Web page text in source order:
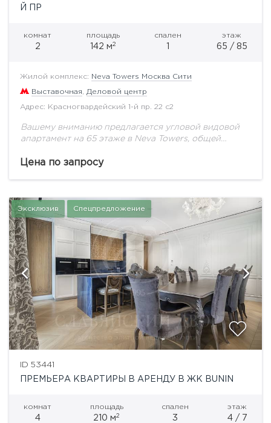
Й ПР
комнат
2
площадь
142 м2
спален
1
этаж
65 / 85
Жилой комплекс: Neva Towers Москва Сити
Выставочная Деловой центр
Адрес: Красногвардейский 1-й пр. 22 с2
Вашему вниманию предлагается угловой видовой
апартамент на 65 этаже в Neva Towers, общей
планировка: просторная кухня-гостиная с
Цена по запросу
Эксклюзив Спецпредложение
ID 53441
ПРЕМЬЕРА КВАРТИРЫ В АРЕНДУ В ЖК BUNIN
комнат
4
площадь
210 м2
спален
3
этаж
4 / 7